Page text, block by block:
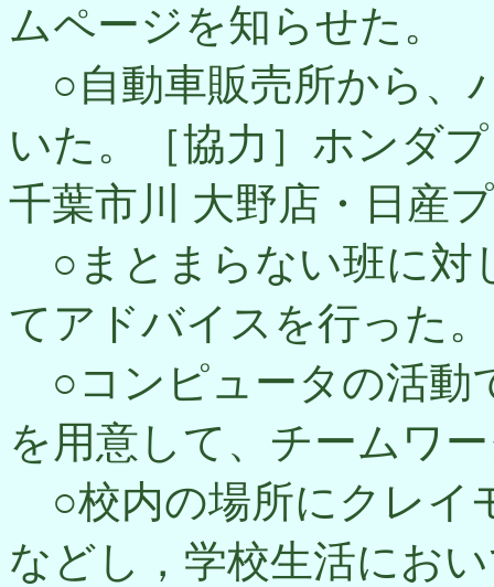
ムページを知らせた。
○自動車販売所から、
いた。［協力］ホンダ
千葉市川 大野店・日産
○まとまらない班に対
てアドバイスを行った。
○コンピュータの活動
を用意して、チームワ
○校内の場所にクレイ
などし，学校生活にお